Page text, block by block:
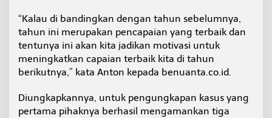
s
a
r
k
o
“Kalau di bandingkan dengan tahun sebelumnya,
tahun ini merupakan pencapaian yang terbaik dan
tentunya ini akan kita jadikan motivasi untuk
meningkatkan capaian terbaik kita di tahun
berikutnya,” kata Anton kepada benuanta.co.id.
Diungkapkannya, untuk pengungkapan kasus yang
pertama pihaknya berhasil mengamankan tiga